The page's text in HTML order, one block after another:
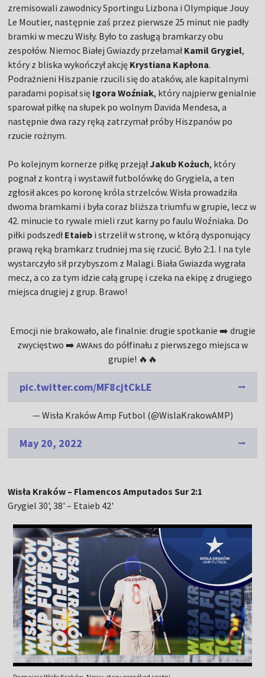
zremisowali zawodnicy Sportingu Lizbona i Olympique Jouy
Le Moutier, następnie zaś przez pierwsze 25 minut nie padły
bramki w meczu Wisły. Było to zasługą bramkarzy obu
zespołów. Niemoc Białej Gwiazdy przełamałKamil Grygiel,
który z bliska wykończył akcję Krystiana Kapłona.
Podrażnieni Hiszpanie rzucili się do ataków, ale kapitalnymi
paradami popisał się Igora Woźniak, który najpierw genialnie
sparował piłkę na słupek po wolnym Davida Mendesa, a
następnie dwa razy ręką zatrzymał próby Hiszpanów po
rzucie rożnym.
Po kolejnym kornerze piłkę przejąłJakub Kożuch, który
pognał z kontrą i wystawił futbolówkę do Grygiela, a ten
zgłosił akces po koronę króla strzelców. Wisła prowadziła
dwoma bramkami i była coraz bliższa triumfu w grupie, lecz w
42. minucie to rywale mieli rzut karny po faulu Woźniaka. Do
piłki podszedłEtaieb i strzelił w stronę, w którą dysponujący
prawą ręką bramkarz trudniej ma się rzucić. Było 2:1. I na tyle
wystarczyło sił przybyszom z Malagi. Biała Gwiazda wygrała
mecz, a co za tym idzie całą grupę i czeka na ekipę z drugiego
miejsca drugiej z grup. Brawo!
Emocji nie brakowało, ale finalnie: drugie spotkanie ➡️ drugie
zwycięstwo ➡️ ᴀᴡᴀɴs do półfinału z pierwszego miejsca w
grupie! 🔥🔥
pic.twitter.com/MF8cjtCkLE
— Wisła Kraków Amp Futbol (@WislaKrakowAMP)
May 20, 2022
Wisła Kraków – Flamencos Amputados Sur 2:1
Grygiel 30', 38' – Etaieb 42'